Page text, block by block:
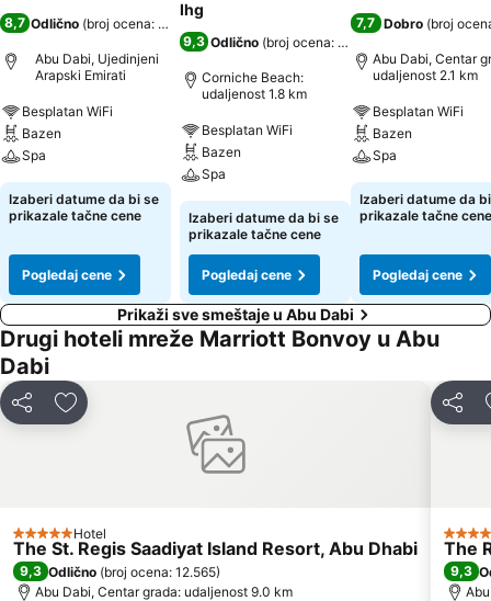
8,7 Odlično (broj ocena: 11.506)
Abu Dabi, Ujedinjeni
Arapski Emirati
Besplatan WiFi
Bazen
Spa
Izaberi datume da bi se
prikazale tačne cene
Pogledaj cene
Ihg
9,3 Odlično (broj ocena: 37.319
Corniche Beach:
udaljenost 1.8 km
Besplatan WiFi
Bazen
Spa
Izaberi datume da bi se
prikazale tačne cene
Pogledaj cene
7,7 Dobro (broj
Abu Dabi, Centar
udaljenost 2.1 km
Besplatan WiFi
Bazen
Spa
Izaberi datume da
prikazale tačne cene
Pogledaj cene
Prikaži sve smeštaje u Abu Dabi
Drugi hoteli mreže Marriott Bonvoy u Abu
Dabi
Deli Dodati u favorite
5 Zvezdice
Hotel
The St. Regis Saadiyat Island Resort, Abu Dhabi
9,3 Odlično (broj ocena: 12.565)
Abu Dabi, Centar grada: udaljenost 9.0 km
Deli
5
The
9,3